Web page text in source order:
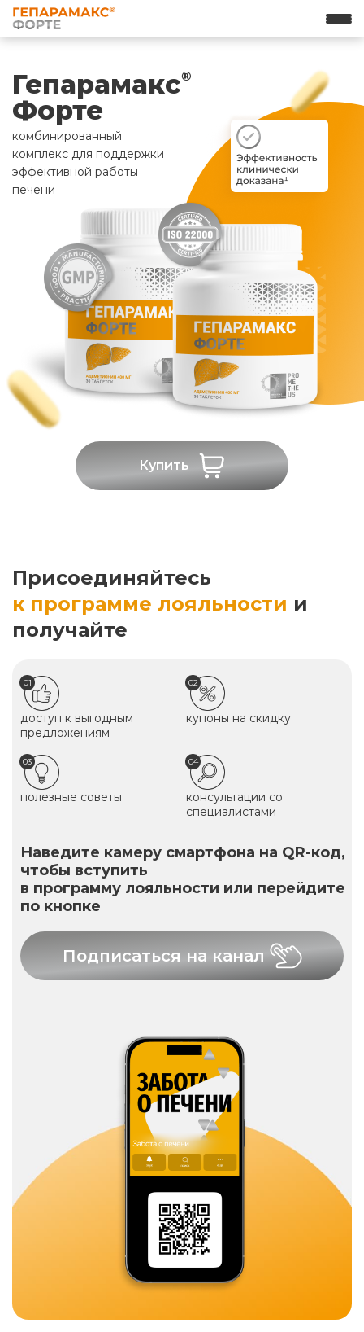
Гепарамакс®
Форте
комбинированный
комплекс для поддержки
эффективной работы
печени
Купить
Присоединяйтесь
к программе лояльности и
получайте
01
доступ к выгодным
предложениям
02
купоны на скидку
03
полезные советы
04
консультации со
специалистами
Наведите камеру смартфона на QR-код,
чтобы вступить
в программу лояльности или перейдите
по кнопке
Подписаться на канал